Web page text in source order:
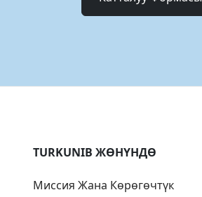
TURKUNIB ЖӨНҮНДӨ
Миссия Жана Көрөгөчтүк